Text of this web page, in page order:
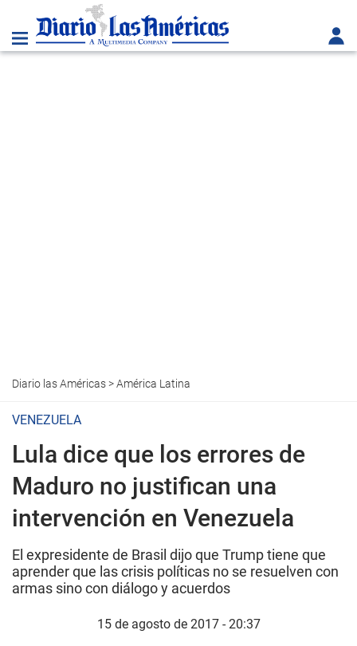
Diario las Américas>América Latina
VENEZUELA
Lula dice que los errores de
Maduro no justifican una
intervención en Venezuela
El expresidente de Brasil dijo que Trump tiene que
aprender que las crisis políticas no se resuelven con
armas sino con diálogo y acuerdos
15 de agosto de 2017 - 20:37